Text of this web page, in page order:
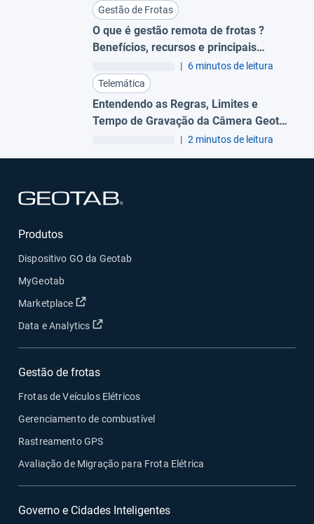
financeira
Gestão de Frotas
O que é gestão remota de frotas ?
Benefícios, recursos e principais
plataformas no Brasil
| 6 minutos de leitura
Telemática
Entendendo as Regras, Limites e
Tempo de Gravação da Câmera Geotab
| 2 minutos de leitura
Produtos
Dispositivo GO da Geotab
MyGeotab
Marketplace
Abrir em uma nova janela
Data e Analytics Abrir em uma nova janela
Gestão de frotas
Frotas de Veículos Elétricos
Gerenciamento de combustível
Rastreamento GPS
Avaliação de Migração para Frota Elétrica
Governo e Cidades Inteligentes